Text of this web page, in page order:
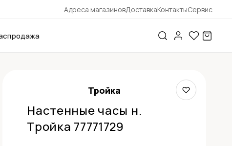
Адреса магазиновДоставкаКонтактыСервис
Тройка
Настенные часы н.
Тройка 77771729